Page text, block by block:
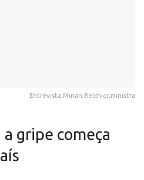
Entrevista Mirian Belchior,ministra
gripe começa